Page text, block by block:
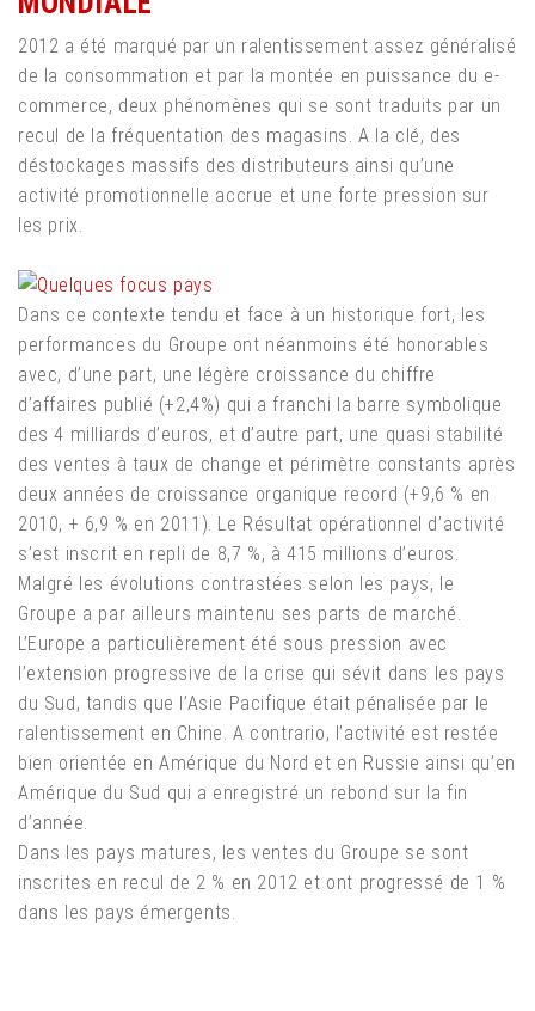
2012 a été marqué par un ralentissement assez généralisé
de la consommation et par la montée en puissance du e-
commerce, deux phénomènes qui se sont traduits par un
recul de la fréquentation des magasins. A la clé, des
déstockages massifs des distributeurs ainsi qu’une
activité promotionnelle accrue et une forte pression sur
les prix.
Dans ce contexte tendu et face à un historique fort, les
performances du Groupe ont néanmoins été honorables
avec, d’une part, une légère croissance du chiffre
d’affaires publié (+2,4%) qui a franchi la barre symbolique
des 4 milliards d’euros, et d’autre part, une quasi stabilité
des ventes à taux de change et périmètre constants après
deux années de croissance organique record (+9,6 % en
2010, + 6,9 % en 2011). Le Résultat opérationnel d’activité
s’est inscrit en repli de 8,7 %, à 415 millions d’euros.
Malgré les évolutions contrastées selon les pays, le
Groupe a par ailleurs maintenu ses parts de marché.
L’Europe a particulièrement été sous pression avec
l’extension progressive de la crise qui sévit dans les pays
du Sud, tandis que l’Asie Pacifique était pénalisée par le
ralentissement en Chine. A contrario, l’activité est restée
bien orientée en Amérique du Nord et en Russie ainsi qu’en
Amérique du Sud qui a enregistré un rebond sur la fin
d’année.
Dans les pays matures, les ventes du Groupe se sont
inscrites en recul de 2 % en 2012 et ont progressé de 1 %
dans les pays émergents.